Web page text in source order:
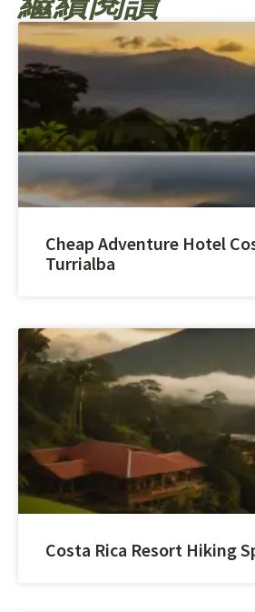
Cheap Adventure Hotel
Turrialba
Costa Rica Resort Hiking